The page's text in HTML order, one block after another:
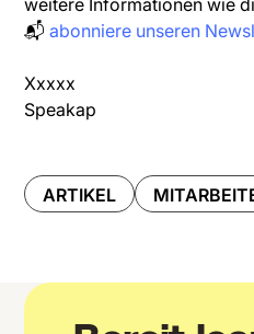
📬abonniere unseren
Xxxxx
Speakap
ARTIKEL